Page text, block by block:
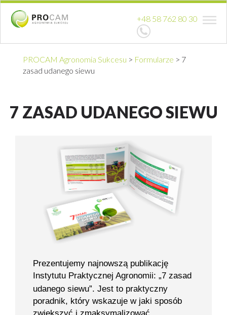
+48 58 762 80 30
PROCAM Agronomia Sukcesu > Formularze > 7
zasad udanego siewu
7 ZASAD UDANEGO SIEWU